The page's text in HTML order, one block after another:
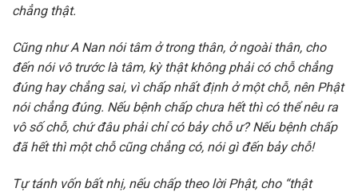
chẳng thật.
Cũng như A Nan nói tâm ở trong thân, ở ngoài thân, cho
đến nói vô trước là tâm, kỳ thật không phải có chỗ chẳng
đúng hay chẳng sai, vì chấp nhất định ở một chỗ, nên Phật
nói chẳng đúng. Nếu bệnh chấp chưa hết thì có thể nêu ra
vô số chỗ, chứ đâu phải chỉ có bảy chỗ ư? Nếu bệnh chấp
đã hết thì một chỗ cũng chẳng có, nói gì đến bảy chỗ!
Tự tánh vốn bất nhị, nếu chấp theo lời Phật, cho “thật